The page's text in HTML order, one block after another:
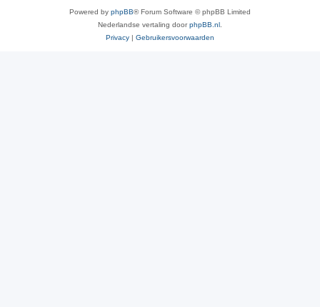
Powered by phpBB® Forum Software © phpBB Limited
Nederlandse vertaling doorphpBB.nl
Privacy | Gebruikersvoorwaarden